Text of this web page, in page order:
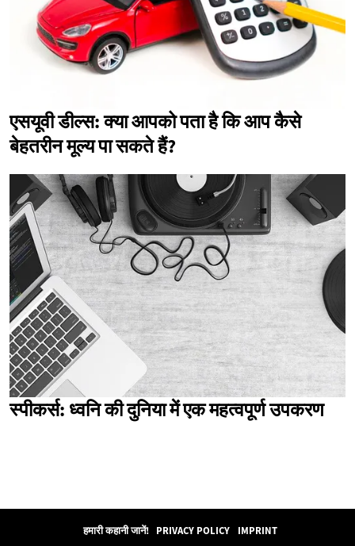
एसयूवी डील्स: क्या आपको पता है कि आप कैसे
बेहतरीन मूल्य पा सकते हैं?
स्पीकर्स: ध्वनि की दुनिया में एक महत्वपूर्ण उपकरण
हमारी कहानी जानें! PRIVACY POLICY IMPRINT